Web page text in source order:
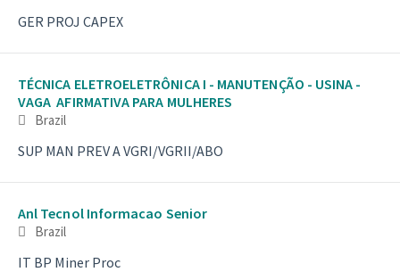
GER PROJ CAPEX
TÉCNICA ELETROELETRÔNICA I - MANUTENÇÃO - USINA -
VAGA AFIRMATIVA PARA MULHERES
Brazil
SUP MAN PREV A VGRI/VGRII/ABO
Anl Tecnol Informacao Senior
Brazil
IT BP Miner Proc